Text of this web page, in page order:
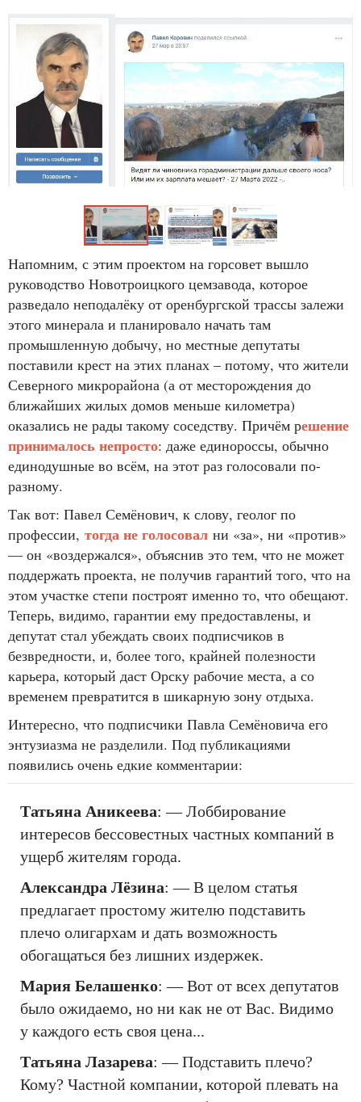
Напомним, с этим проектом на горсовет вышло
руководство Новотроицкого цемзавода, которое
разведало неподалёку от оренбургской трассы залежи
этого минерала и планировало начать там
промышленную добычу, но местные депутаты
поставили крест на этих планах – потому, что жители
Северного микрорайона (а от месторождения до
ближайших жилых домов меньше километра)
оказались не рады такому соседству. Причём решение
принималось непросто: даже единороссы, обычно
единодушные во всём, на этот раз голосовали по-
разному.
Так вот: Павел Семёнович, к слову, геолог по
профессии, тогда не голосовал ни «за», ни «против»
— он «воздержался», объяснив это тем, что не может
поддержать проекта, не получив гарантий того, что на
этом участке степи построят именно то, что обещают.
Теперь, видимо, гарантии ему предоставлены, и
депутат стал убеждать своих подписчиков в
безвредности, и, более того, крайней полезности
карьера, который даст Орску рабочие места, а со
временем превратится в шикарную зону отдыха.
Интересно, что подписчики Павла Семёновича его
энтузиазма не разделили. Под публикациями
появились очень едкие комментарии:
Татьяна Аникеева: — Лоббирование
интересов бессовестных частных компаний в
ущерб жителям города.
Александра Лёзина: — В целом статья
предлагает простому жителю подставить
плечо олигархам и дать возможность
обогащаться без лишних издержек.
Мария Белашенко: — Вот от всех депутатов
было ожидаемо, но ни как не от Вас. Видимо
у каждого есть своя цена...
Татьяна Лазарева: — Подставить плечо?
Кому? Частной компании, которой плевать на